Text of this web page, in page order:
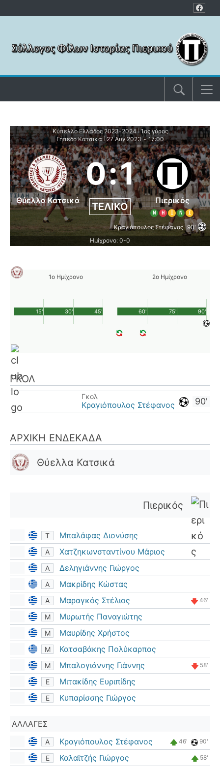
Κύπελλο Ελλάδος 2023-2024 | 1ος γύρος
Γήπεδο Κατσικά | 27 Αυγ 2023 - 17:00
Θύελλα Κατσικά
0:1
ΤΕΛΙΚΌ
Πιερικός
Ν Η Ι Ν Ι
Κραγιόπουλος Στέφανος 90'
Ημίχρονο: 0-0
1ο Ημίχρονο
45'
15' 30'
2ο Ημίχρονο
90'
60' 75'
ΓΚΟΛ
90'
Γκολ
Κραγιόπουλος Στέφανος
ΑΡΧΙΚΉ ΕΝΔΕΚΆΔΑ
Θύελλα Κατσικά
Πιερικός
Τ Μπαλάφας Διονύσης
Α Χατζηκωνσταντίνου Μάριος
Α Δεληγιάννης Γιώργος
Α Μακρίδης Κώστας
Α Μαραγκός Στέλιος 46'
Μ Μυρωτής Παναγιώτης
Μ Μαυρίδης Χρήστος
Μ Κατσαβάκης Πολύκαρπος
Μ Μπαλογιάννης Γιάννης 58'
Ε Μιτακίδης Ευριπίδης
Ε Κυπαρίσσης Γιώργος
ΑΛΛΑΓΈΣ
Α Κραγιόπουλος Στέφανος 46' 90'
Ε Καλαϊτζής Γιώργος 58'